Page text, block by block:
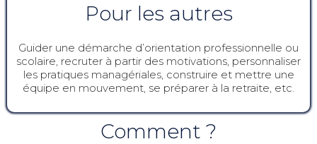
Pour les autres
Guider une démarche d’orientation professionnelle ou
scolaire, recruter à partir des motivations, personnaliser
les pratiques managériales, construire et mettre une
équipe en mouvement, se préparer à la retraite, etc.
Comment ?